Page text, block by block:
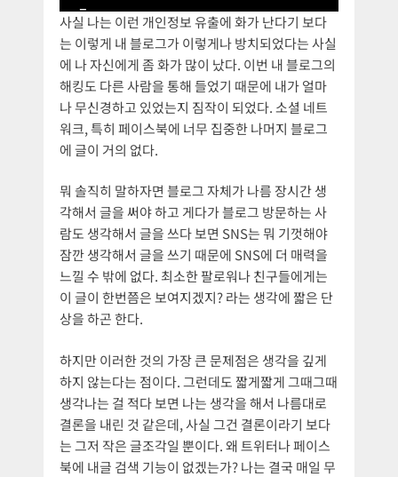
사실 나는 이런 개인정보 유출에 화가 난다기 보다
는 이렇게 내 블로그가 이렇게나 방치되었다는 사실
에 나 자신에게 좀 화가 많이 났다. 이번 내 블로그의
해킹도 다른 사람을 통해 들었기 때문에 내가 얼마
나 무신경하고 있었는지 짐작이 되었다. 소셜 네트
워크, 특히 페이스북에 너무 집중한 나머지 블로그
에 글이 거의 없다.
뭐 솔직히 말하자면 블로그 자체가 나름 장시간 생
각해서 글을 써야 하고 게다가 블로그 방문하는 사
람도 생각해서 글을 쓰다 보면 SNS는 뭐 기껏해야
잠깐 생각해서 글을 쓰기 때문에 SNS에 더 매력을
느낄 수 밖에 없다. 최소한 팔로워나 친구들에게는
이 글이 한번쯤은 보여지겠지? 라는 생각에 짧은 단
상을 하곤 한다.
하지만 이러한 것의 가장 큰 문제점은 생각을 깊게
하지 않는다는 점이다. 그런데도 짧게짧게 그때그때
생각나는 걸 적다 보면 나는 생각을 해서 나름대로
결론을 내린 것 같은데, 사실 그건 결론이라기 보다
는 그저 작은 글조각일 뿐이다. 왜 트위터나 페이스
북에 내글 검색 기능이 없겠는가? 나는 결국 매일 무